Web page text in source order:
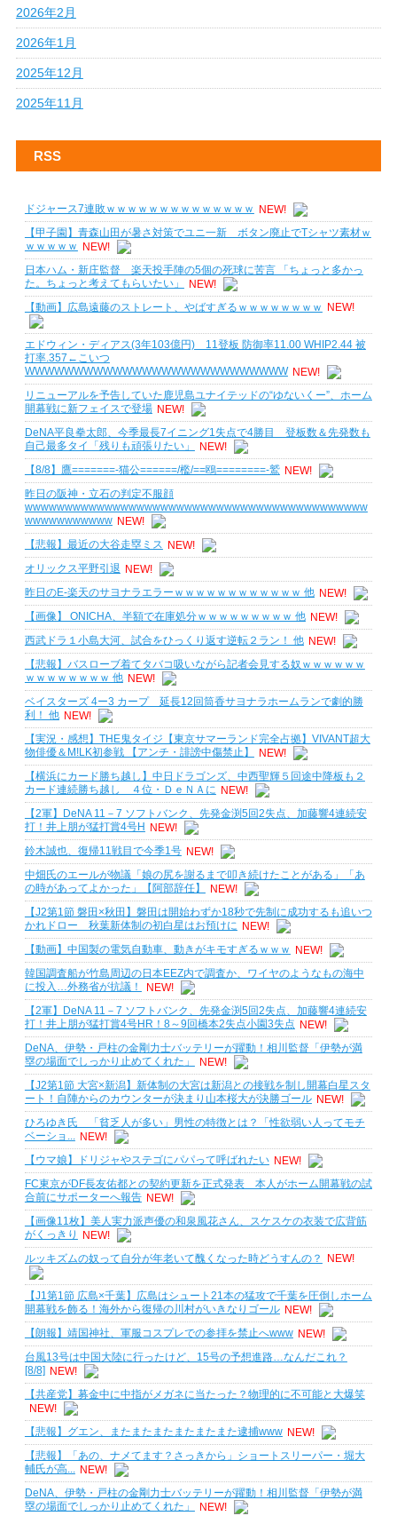
2026年2月
2026年1月
2025年12月
2025年11月
RSS
ドジャース7連敗ｗｗｗｗｗｗｗｗｗｗｗｗｗｗ NEW!
【甲子園】青森山田が暑さ対策でユニ一新 ボタン廃止でTシャツ素材ｗ
ｗｗｗｗｗ NEW!
日本ハム・新庄監督 楽天投手陣の5個の死球に苦言 「ちょっと多かっ
た。ちょっと考えてもらいたい」
NEW!
【動画】広島遠藤のストレート、やばすぎるｗｗｗｗｗｗｗｗ
NEW!
エドウィン・ディアス(3年103億円) 11登板 防御率11.00 WHIP2.44 被
打率.357←こいつ
WWWWWWWWWWWWWWWWWWWWWWWWWWW NEW!
リニューアルを予告していた鹿児島ユナイテッドの“ゆないくー”、ホーム
開幕戦に新フェイスで登場 NEW!
DeNA平良拳太郎、今季最長7イニング1失点で4勝目 登板数＆先発数も
自己最多タイ「残りも頑張りたい」
NEW!
【8/8】鷹=======-猫公======/檻/==鴎========-鷲 NEW!
昨日の阪神・立石の判定不服顔
wwwwwwwwwwwwwwwwwwwwwwwwwwwwwwwwwwwwwwwwwww
wwwwwwwwwww NEW!
【悲報】最近の大谷走塁ミス NEW!
オリックス平野引退 NEW!
昨日のE-楽天のサヨナラエラーｗｗｗｗｗｗｗｗｗｗｗｗ 他 NEW!
【画像】 ONICHA、半額で在庫処分ｗｗｗｗｗｗｗｗｗ 他 NEW!
西武ドラ１小島大河、試合をひっくり返す逆転２ラン！ 他 NEW!
【悲報】バスローブ着てタバコ吸いながら記者会見する奴ｗｗｗｗｗｗ
ｗｗｗｗｗｗｗｗ 他 NEW!
ベイスターズ 4ー3 カープ 延長12回筒香サヨナラホームランで劇的勝
利！ 他 NEW!
【実況・感想】THE鬼タイジ【東京サマーランド完全占拠】VIVANT超大
物俳優＆M!LK初参戦 【アンチ・誹謗中傷禁止】
NEW!
【横浜にカード勝ち越し】中日ドラゴンズ、中西聖輝５回途中降板も２
カード連続勝ち越し ４位・ＤｅＮＡに NEW!
【2軍】DeNA 11－7 ソフトバンク、先発金渕5回2失点、加藤響4連続安
打！井上朋が猛打賞4号H NEW!
鈴木誠也、復帰11戦目で今季1号 NEW!
中畑氏のエールが物議「娘の尻を謝るまで叩き続けたことがある」「あ
の時があってよかった」【阿部辞任】
NEW!
【J2第1節 磐田×秋田】磐田は開始わずか18秒で先制に成功するも追いつ
かれドロー 秋葉新体制の初白星はお預けに NEW!
【動画】中国製の電気自動車、動きがキモすぎるｗｗｗ NEW!
韓国調査船が竹島周辺の日本EEZ内で調査か、ワイヤのようなもの海中
に投入…外務省が抗議！
NEW!
【2軍】DeNA 11－7 ソフトバンク、先発金渕5回2失点、加藤響4連続安
打！井上朋が猛打賞4号HR！8～9回橋本2失点小園3失点 NEW!
DeNA、伊勢・戸柱の金剛力士バッテリーが躍動！相川監督「伊勢が満
塁の場面でしっかり止めてくれた」
NEW!
【J2第1節 大宮×新潟】新体制の大宮は新潟との接戦を制し開幕白星スタ
ート！自陣からのカウンターが決まり山本桜大が決勝ゴール NEW!
ひろゆき氏 「貧乏人が多い」男性の特徴とは？「性欲弱い人ってモチ
ベーショ... NEW!
【ウマ娘】ドリジャやステゴにパパって呼ばれたい NEW!
FC東京がDF長友佑都との契約更新を正式発表 本人がホーム開幕戦の試
合前にサポーターへ報告 NEW!
【画像11枚】美人実力派声優の和泉風花さん、スケスケの衣装で広背筋
がくっきり
NEW!
ルッキズムの奴って自分が年老いて醜くなった時どうすんの？
NEW!
【J1第1節 広島×千葉】広島はシュート21本の猛攻で千葉を圧倒しホーム
開幕戦を飾る！海外から復帰の川村がいきなりゴール NEW!
【朗報】靖国神社、軍服コスプレでの参拝を禁止へwww NEW!
台風13号は中国大陸に行ったけど、15号の予想進路…なんだこれ？
[8/8] NEW!
【共産党】募金中に中指がメガネに当たった？物理的に不可能と大爆笑
NEW!
【悲報】グエン、またまたまたまたまたまた逮捕www NEW!
【悲報】「あの、ナメてます？さっきから」ショートスリーパー・堀大
輔氏が高... NEW!
DeNA、伊勢・戸柱の金剛力士バッテリーが躍動！相川監督「伊勢が満
塁の場面でしっかり止めてくれた」
NEW!